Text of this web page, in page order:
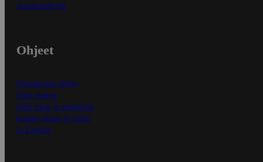
Asiakaspalvelu
Ohjeet
Ensitilaajan ohjeet
Näin maksat
Näin tilaat ja muokkaat
Kaikki ohjeet ja vinkit
In English